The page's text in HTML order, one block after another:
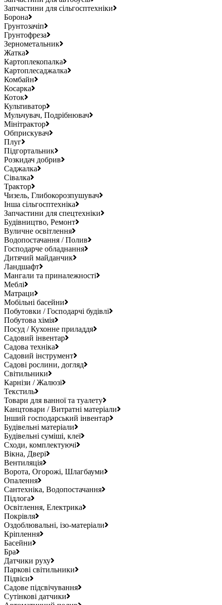
Запчастини для сільгосптехніки
Борона
Грунтозачіп
Грунтофреза
Зернометальник
Жатка
Картоплекопалка
Картоплесаджалка
Комбайн
Косарка
Коток
Культиватор
Мульчувач, Подрібнювач
Мінітрактор
Обприскувач
Плуг
Підгортальник
Розкидач добрив
Саджалка
Сівалка
Трактор
Чизель, Глибокорозпушувач
Інша сільгосптехніка
Запчастини для спецтехніки
Будівництво, Ремонт
Вуличне освітлення
Водопостачання / Полив
Господарче обладнання
Дитячий майданчик
Ландшафт
Мангали та приналежності
Меблі
Матраци
Мобільні басейни
Побутовки / Господарчі будівлі
Побутова хімія
Посуд / Кухонне приладдя
Садовий інвентар
Садова техніка
Садовий інструмент
Садові рослини, догляд
Світильники
Карнізи / Жалюзі
Текстиль
Товари для ванної та туалету
Канцтовари / Витратні матеріали
Інший господарський інвентар
Будівельні матеріали
Будівельні суміші, клеї
Сходи, комплектуючі
Вікна, Двері
Вентиляція
Ворота, Огорожі, Шлагбауми
Опалення
Сантехніка, Водопостачання
Підлога
Освітлення, Електрика
Покрівля
Оздоблювальні, ізо-матеріали
Кріплення
Басейни
Бра
Датчики руху
Паркові світильники
Підвіси
Садове підсвічування
Сутінкові датчики